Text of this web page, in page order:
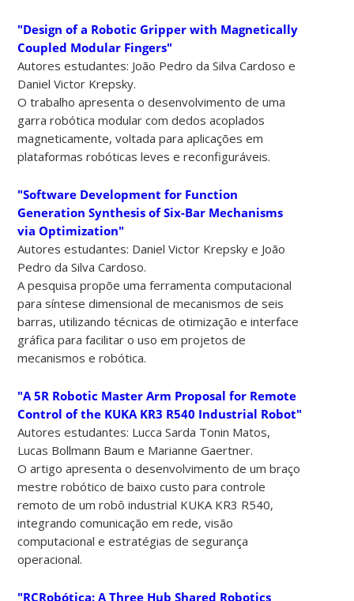
"Design of a Robotic Gripper with Magnetically
Coupled Modular Fingers"
Autores estudantes: João Pedro da Silva Cardoso e
Daniel Victor Krepsky.
O trabalho apresenta o desenvolvimento de uma
garra robótica modular com dedos acoplados
magneticamente, voltada para aplicações em
plataformas robóticas leves e reconfiguráveis.
"Software Development for Function
Generation Synthesis of Six-Bar Mechanisms
via Optimization"
Autores estudantes: Daniel Victor Krepsky e João
Pedro da Silva Cardoso.
A pesquisa propõe uma ferramenta computacional
para síntese dimensional de mecanismos de seis
barras, utilizando técnicas de otimização e interface
gráfica para facilitar o uso em projetos de
mecanismos e robótica.
"A 5R Robotic Master Arm Proposal for Remote
Control of the KUKA KR3 R540 Industrial Robot"
Autores estudantes: Lucca Sarda Tonin Matos,
Lucas Bollmann Baum e Marianne Gaertner.
O artigo apresenta o desenvolvimento de um braço
mestre robótico de baixo custo para controle
remoto de um robô industrial KUKA KR3 R540,
integrando comunicação em rede, visão
computacional e estratégias de segurança
operacional.
"RCRobótica: A Three Hub Shared Robotics